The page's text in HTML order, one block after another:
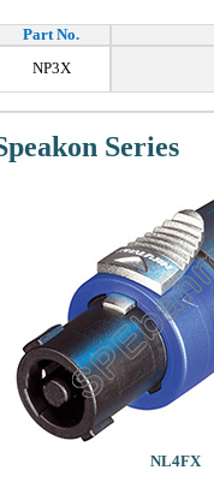
Part No.
NP3X
Series
NL4FX